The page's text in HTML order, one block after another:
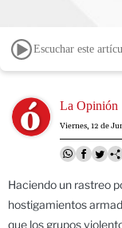
Escuchar este
Image La Opinión
Viernes, 12 de
Haciendo un rastreo
hostigamientos
que los grupos